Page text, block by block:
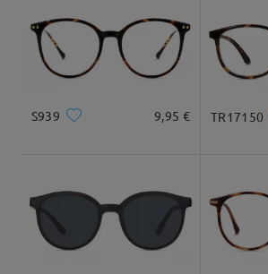
Llegado
S939 9,95 € TR17150